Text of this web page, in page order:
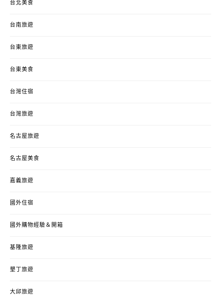
台北美食
台南旅遊
台東旅遊
台東美食
台灣住宿
台灣旅遊
名古屋旅遊
名古屋美食
嘉義旅遊
國外住宿
國外購物經驗＆開箱
基隆旅遊
墾丁旅遊
大邱旅遊